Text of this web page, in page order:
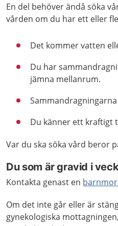
En del behöver ändå söka
vården om du har ett eller
Det kommer vatten
Du har
jämna mellanrum.
Du känner ett kraftigt
Var du ska söka vård beror
Du som är gravid i
Kontakta genast en
Om det inte går eller är
gynekologiska